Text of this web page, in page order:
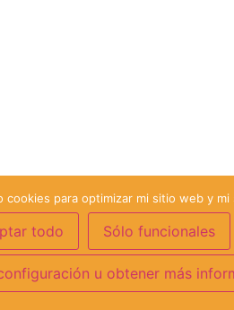
cookies para optimizar mi sitio web y mi
todo Sólo funcionales
u obtener más